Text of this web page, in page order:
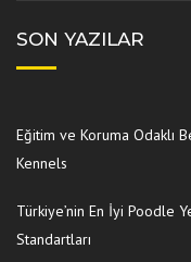
SON YAZILAR
Eğitim ve Koruma Odaklı
Kennels
Türkiye’nin En İyi Poodle
Standartları